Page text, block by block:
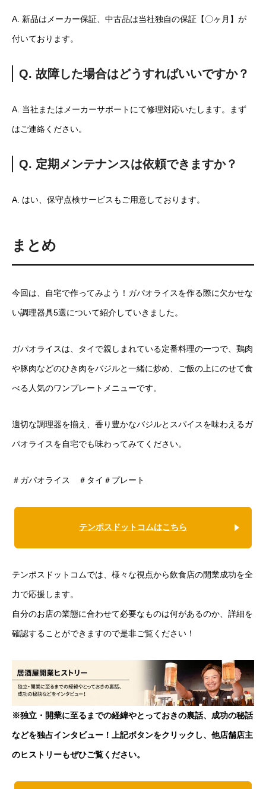
A. 新品はメーカー保証、中古品は当社独自の保証【〇ヶ月】が
付いております。
Q. 故障した場合はどうすればいいですか？
A. 当社またはメーカーサポートにて修理対応いたします。まず
はご連絡ください。
Q. 定期メンテナンスは依頼できますか？
A. はい、保守点検サービスもご用意しております。
まとめ
今回は、自宅で作ってみよう！ガパオライスを作る際に欠かせな
い調理器具5選について紹介していきました。
ガパオライスは、タイで親しまれている定番料理の一つで、鶏肉
や豚肉などのひき肉をバジルと一緒に炒め、ご飯の上にのせて食
べる人気のワンプレートメニューです。
適切な調理器を揃え、香り豊かなバジルとスパイスを味わえるガ
パオライスを自宅でも味わってみてください。
＃ガパオライス ＃タイ＃プレート
テンポスドットコムはこちら
テンポスドットコムでは、様々な視点から飲食店の開業成功を全
力で応援します。
自分のお店の業態に合わせて必要なものは何があるのか、詳細を
確認することができますので是非ご覧ください！
※独立・開業に至るまでの経緯やとっておきの裏話、成功の秘話
などを独占インタビュー！上記ボタンをクリックし、他店舗店主
のヒストリーもぜひご覧ください。